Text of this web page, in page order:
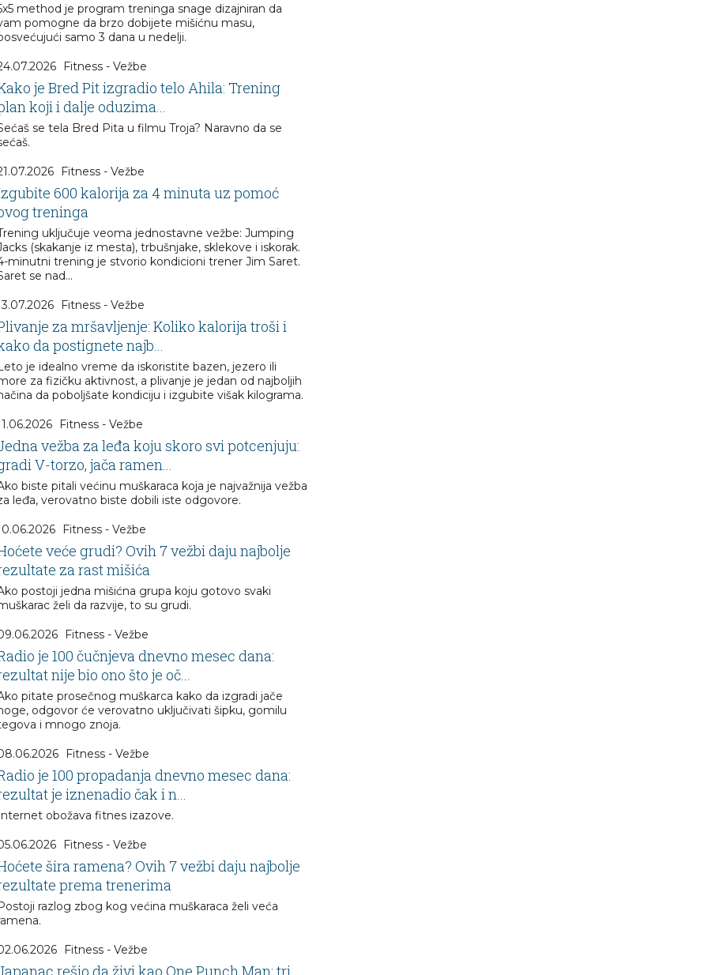
method je program treninga snage dizajniran da
pomogne da brzo dobijete mišićnu masu,
samo 3 dana u nedelji.
Fitness - Vežbe
je Bred Pit izgradio telo Ahila: Trening
koji i dalje oduzima...
se tela Bred Pita u filmu Troja? Naravno da se
Fitness - Vežbe
600 kalorija za 4 minuta uz pomoć
treninga
uključuje veoma jednostavne vežbe: Jumping
(skakanje iz mesta), trbušnjake, sklekove i iskorak.
minutni trening je stvorio kondicioni trener Jim Saret.
se nad...
Fitness - Vežbe
za mršavljenje: Koliko kalorija troši i
da postignete najb...
je idealno vreme da iskoristite bazen, jezero ili
za fizičku aktivnost, a plivanje je jedan od najboljih
da poboljšate kondiciju i izgubite višak kilograma.
Fitness - Vežbe
vežba za leđa koju skoro svi potcenjuju:
V-torzo, jača ramen...
biste pitali većinu muškaraca koja je najvažnija vežba
leđa, verovatno biste dobili iste odgovore.
Fitness - Vežbe
veće grudi? Ovih 7 vežbi daju najbolje
za rast mišića
postoji jedna mišićna grupa koju gotovo svaki
želi da razvije, to su grudi.
Fitness - Vežbe
je 100 čučnjeva dnevno mesec dana:
nije bio ono što je oč...
pitate prosečnog muškarca kako da izgradi jače
odgovor će verovatno uključivati šipku, gomilu
i mnogo znoja.
Fitness - Vežbe
je 100 propadanja dnevno mesec dana:
je iznenadio čak i n...
obožava fitnes izazove.
Fitness - Vežbe
šira ramena? Ovih 7 vežbi daju najbolje
prema trenerima
razlog zbog kog većina muškaraca želi veća
Fitness - Vežbe
rešio da živi kao One Punch Man: tri